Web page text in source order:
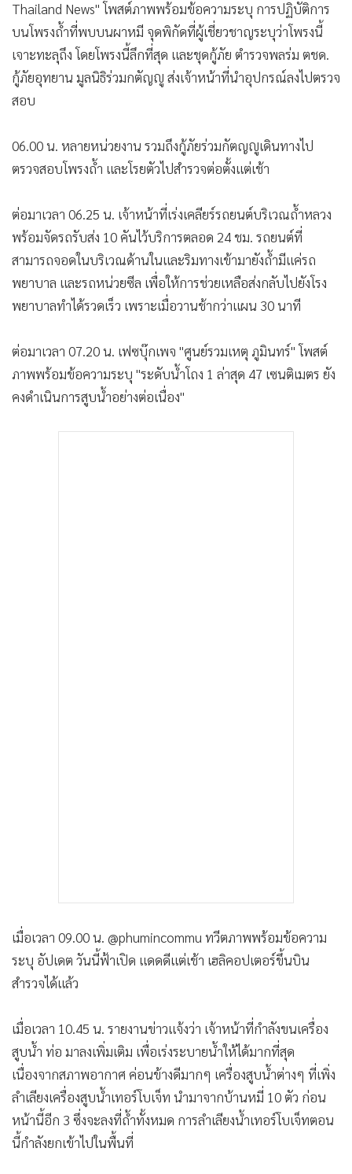
• เศรษฐกิจ-ธุรกิจ
• จีน
• ชุมชน-คุณภาพชีวิต
• อาชญากรรม
• Motoring
• วิทยาศาสตร์
• SMEs
อินโดจีน
กองทุนรวม
• Celeb Online
• Factcheck
• News1
• Gotomanager
Thailand News" โพสต์ภาพพร้อมข้อความระบุ การปฏิบัติการ
บนโพรงถ้ำที่พบบนผาหมี จุดพิกัดที่ผู้เชี่ยวชาญระบุว่าโพรงนี้
เจาะทะลุถึง โดยโพรงนี้ลึกที่สุด และชุดกู้ภัย ตำรวจพลร่ม ตชด.
กู้ภัยอุทยาน มูลนิธิร่วมกตัญญู ส่งเจ้าหน้าที่นำอุปกรณ์ลงไปตรวจ
สอบ
06.00 น. หลายหน่วยงาน รวมถึงกู้ภัยร่วมกัตญญูเดินทางไป
ตรวจสอบโพรงถ้ำ และโรยตัวไปสำรวจต่อตั้งแต่เช้า
ต่อมาเวลา 06.25 น. เจ้าหน้าที่เร่งเคลียร์รถยนต์บริเวณถ้ำหลวง
พร้อมจัดรถรับส่ง 10 คันไว้บริการตลอด 24 ชม. รถยนต์ที่
สามารถจอดในบริเวณด้านในและริมทางเข้ามายังถ้ำมีแค่รถ
พยาบาล และรถหน่วยซีล เพื่อให้การช่วยเหลือส่งกลับไปยังโรง
พยาบาลทำได้รวดเร็ว เพราะเมื่อวานช้ากว่าแผน 30 นาที
ต่อมาเวลา 07.20 น. เฟซบุ๊กเพจ "ศูนย์รวมเหตุ ภูมินทร์" โพสต์
ภาพพร้อมข้อความระบุ "ระดับน้ำโถง 1 ล่าสุด 47 เซนติเมตร ยัง
คงดำเนินการสูบน้ำอย่างต่อเนื่อง"
เมื่อเวลา 09.00 น. @phumincommu ทวีตภาพพร้อมข้อความ
ระบุ อัปเดต วันนี้ฟ้าเปิด แดดดีแต่เช้า เฮลิคอปเตอร์ขึ้นบิน
สำรวจได้แล้ว
เมื่อเวลา 10.45 น. รายงานข่าวแจ้งว่า เจ้าหน้าที่กำลังขนเครื่อง
สูบน้ำ ท่อ มาลงเพิ่มเติม เพื่อเร่งระบายน้ำให้ได้มากที่สุด
เนื่องจากสภาพอากาศ ค่อนข้างดีมากๆ เครื่องสูบน้ำต่างๆ ที่เพิ่ง
ลำเลียงเครื่องสูบน้ำเทอร์โบเจ็ท นำมาจากบ้านหมี่ 10 ตัว ก่อน
หน้านี้อีก 3 ซึ่งจะลงที่ถ้ำทั้งหมด การลำเลียงน้ำเทอร์โบเจ็ทตอน
นี้กำลังยกเข้าไปในพื้นที่